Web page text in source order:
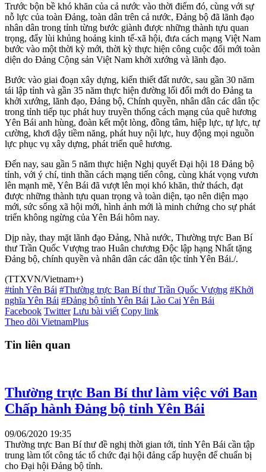
Trước bộn bề khó khăn của cả nước vào thời điểm đó, cùng với sự
nỗ lực của toàn Đảng, toàn dân trên cả nước, Đảng bộ đã lãnh đạo
nhân dân trong tỉnh từng bước giành được những thành tựu quan
trọng, đẩy lùi khủng hoảng kinh tế-xã hội, đưa cách mạng Việt Nam
bước vào một thời kỳ mới, thời kỳ thực hiện công cuộc đổi mới toàn
diện do Đảng Cộng sản Việt Nam khởi xướng và lãnh đạo.
Bước vào giai đoạn xây dựng, kiến thiết đất nước, sau gần 30 năm
tái lập tỉnh và gần 35 năm thực hiện đường lối đổi mới do Đảng ta
khởi xướng, lãnh đạo, Đảng bộ, Chính quyền, nhân dân các dân tộc
trong tỉnh tiếp tục phát huy truyền thống cách mạng của quê hương
Yên Bái anh hùng, đoàn kết một lòng, đồng tâm, hiệp lực, tự lực, tự
cường, khơi dậy tiềm năng, phát huy nội lực, huy động mọi nguồn
lực phục vụ xây dựng, phát triển quê hương.
Đến nay, sau gần 5 năm thực hiện Nghị quyết Đại hội 18 Đảng bộ
tỉnh, với ý chí, tinh thần cách mạng tiến công, cùng khát vọng vươn
lên mạnh mẽ, Yên Bái đã vượt lên mọi khó khăn, thử thách, đạt
được những thành tựu quan trọng và toàn diện, tạo nên diện mạo
mới, sức sống xã hội mới, hình ảnh mới là minh chứng cho sự phát
triển không ngừng của Yên Bái hôm nay.
Dịp này, thay mặt lãnh đạo Đảng, Nhà nước, Thường trực Ban Bí
thư Trần Quốc Vượng trao Huân chương Độc lập hạng Nhất tặng
Đảng bộ, chính quyền và nhân dân các dân tộc tỉnh Yên Bái./.
(TTXVN/Vietnam+)
#tỉnh Yên Bái #Thường trực Ban Bí thư Trần Quốc Vượng #Khởi
nghĩa Yên Bái #Đảng bộ tỉnh Yên Bái Lào Cai Yên Bái
Facebook Twitter Lưu bài viết Copy link
Theo dõi VietnamPlus
Tin liên quan
Thường trực Ban Bí thư làm việc với Ban
Chấp hành Đảng bộ tỉnh Yên Bái
09/06/2020 19:35
Thường trực Ban Bí thư đề nghị thời gian tới, tỉnh Yên Bái cần tập
trung làm tốt công tác tổ chức đại hội đảng cấp huyện để chuẩn bị
cho Đại hội Đảng bộ tỉnh.